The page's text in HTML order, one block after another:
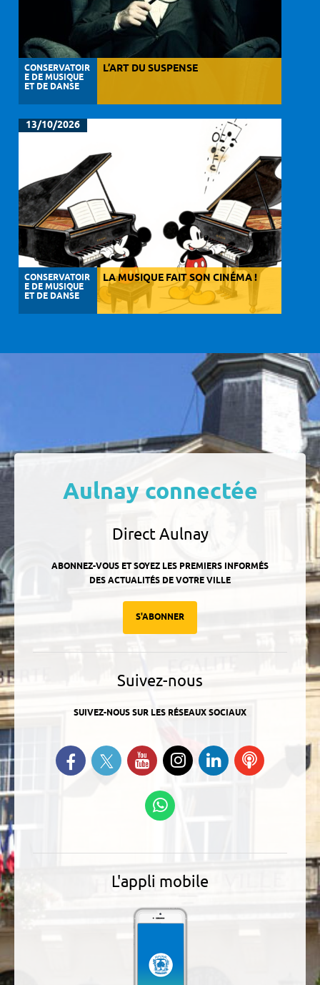
CONSERVATOIR
E DE MUSIQUE
ET DE DANSE
L’ART DU SUSPENSE
13/10/2026
CONSERVATOIR
E DE MUSIQUE
ET DE DANSE
LA MUSIQUE FAIT SON CINÉMA !
Aulnay connectée
Direct Aulnay
ABONNEZ-VOUS ET SOYEZ LES PREMIERS INFORMÉS
DES ACTUALITÉS DE VOTRE VILLE
S'ABONNER
Suivez-nous
SUIVEZ-NOUS SUR LES RÉSEAUX SOCIAUX
Retrouvez-nous sur Facebook
Suivez-nous sur Twitter
Suivez-nous sur YouTube
Suivez-nous sur
Instagram
Retrouvez-
nous sur
Ecoutez
L'appli mobile